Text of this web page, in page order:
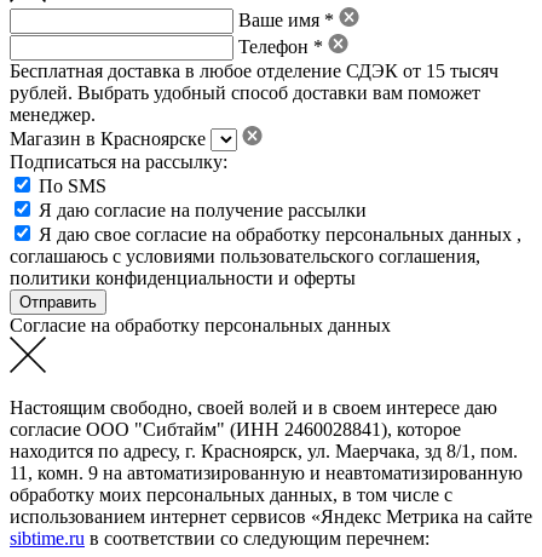
Ваше имя *
Телефон *
Бесплатная доставка в любое отделение СДЭК от 15 тысяч
рублей. Выбрать удобный способ доставки вам поможет
менеджер.
Магазин в Красноярске
Подписаться на рассылку:
По SMS
Я даю согласие на получение рассылки
Я даю свое согласие на обработку персональных данных ,
соглашаюсь с условиями пользовательского соглашения,
политики конфиденциальности и оферты
Согласие на обработку персональных данных
Настоящим свободно, своей волей и в своем интересе даю
согласие ООО "Сибтайм" (ИНН 2460028841), которое
находится по адресу, г. Красноярск, ул. Маерчака, зд 8/1, пом.
11, комн. 9 на автоматизированную и неавтоматизированную
обработку моих персональных данных, в том числе с
использованием интернет сервисов «Яндекс Метрика на сайте
sibtime.ru в соответствии со следующим перечнем: